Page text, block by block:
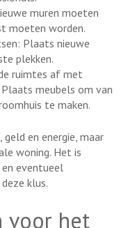
muren moeten
moeten worden.
Plaats nieuwe
plekken.
ruimtes af met
meubels om van
te maken.
en energie, maar
woning. Het is
eventueel
klus.
voor het